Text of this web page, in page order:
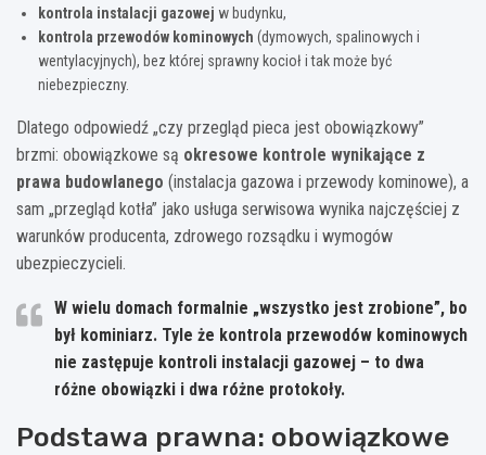
kontrola instalacji gazowej w budynku,
kontrola przewodów kominowych (dymowych, spalinowych i
wentylacyjnych), bez której sprawny kocioł i tak może być
niebezpieczny.
Dlatego odpowiedź „czy przegląd pieca jest obowiązkowy”
brzmi: obowiązkowe są okresowe kontrole wynikające z
prawa budowlanego (instalacja gazowa i przewody kominowe), a
sam „przegląd kotła” jako usługa serwisowa wynika najczęściej z
warunków producenta, zdrowego rozsądku i wymogów
ubezpieczycieli.
W wielu domach formalnie „wszystko jest zrobione”, bo
był kominiarz. Tyle że kontrola przewodów kominowych
nie zastępuje kontroli instalacji gazowej – to dwa
różne obowiązki i dwa różne protokoły.
Podstawa prawna: obowiązkowe